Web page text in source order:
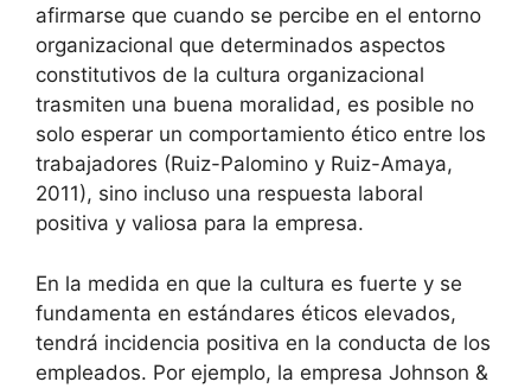
afirmarse que cuando se percibe en el entorno
organizacional que determinados aspectos
constitutivos de la cultura organizacional
trasmiten una buena moralidad, es posible no
solo esperar un comportamiento ético entre los
trabajadores (Ruiz-Palomino y Ruiz-Amaya,
2011), sino incluso una respuesta laboral
positiva y valiosa para la empresa.
En la medida en que la cultura es fuerte y se
fundamenta en estándares éticos elevados,
tendrá incidencia positiva en la conducta de los
empleados. Por ejemplo, la empresa Johnson &